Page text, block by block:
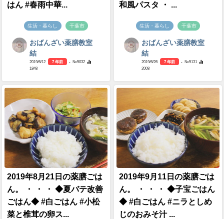
はん #春雨中華...
生活・暮らし 千葉市
おばんざい薬膳教室
結
2019/6/12 7 年前
- №5032
1848
和風パスタ ・ ...
生活・暮らし 千葉市
おばんざい薬膳教室
結
2019/6/26 7 年前
- №5131
2008
2019年8月21日の薬膳ごは
ん。 ・ ・ ・ ◆夏バテ改善
ごはん◆ #白ごはん #小松
菜と椎茸の卵ス...
2019年9月11日の薬膳ごは
ん。 ・ ・ ・ ◆子宝ごはん
◆ #白ごはん #ニラとしめ
じのおみそ汁 ...